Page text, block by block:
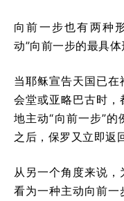
向前一步也有两种
动”向前一步的最具
当耶稣宣告天国已
会堂或亚略巴古时
地主动“向前一步”
之后，保罗又立即返
从另一个角度来说
看为一种主动向前